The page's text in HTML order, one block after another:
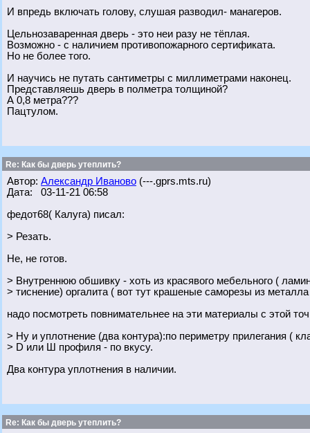
И впредь включать голову, слушая разводил- манагеров.
Цельнозаваренная дверь - это неи разу не тёплая.
Возможно - с наличием противопожарного сертификата.
Но не более того.
И научись не путать сантиметры с миллиметрами наконец.
Представляешь дверь в полметра толщиной?
А 0,8 метра???
Пацтулом.
Re: Как бы дверь утеплить?
Автор: Александр Иваново (---.gprs.mts.ru)
Дата: 03-11-21 06:58
федот68( Калуга) писал:
> Резать.
Не, не готов.
> Внутреннюю обшивку - хоть из красявого мебельного (
> тиснение) оргалита ( вот тут крашеные саморезы из
надо посмотреть повнимательнее на эти материалы с этой
> Ну и уплотнение (два контура):по периметру прилегания (
> D или Ш профиля - по вкусу.
Два контура уплотнения в наличии.
Re: Как бы дверь утеплить?